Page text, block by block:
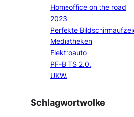
Homeoffice on the road
2023
Perfekte
Mediatheken
Elektroauto
PF-BITS 2.0.
UKW.
Schlagwortwolke